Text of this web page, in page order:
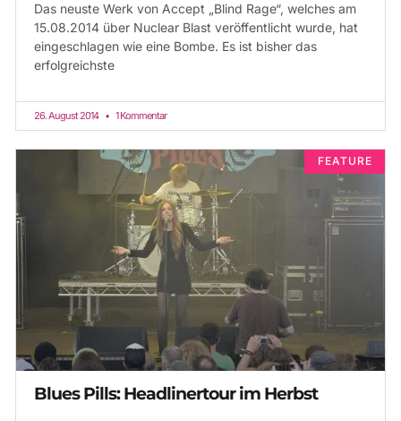
Das neuste Werk von Accept „Blind Rage“, welches am
15.08.2014 über Nuclear Blast veröffentlicht wurde, hat
eingeschlagen wie eine Bombe. Es ist bisher das
erfolgreichste
26. August 2014 1 Kommentar
FEATURE
Blues Pills: Headlinertour im Herbst